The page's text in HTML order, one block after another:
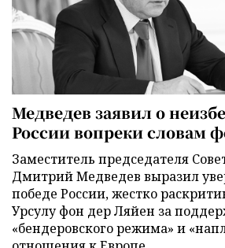
Медведев заявил о
России вопреки словам
Заместитель председателя
Дмитрий Медведев выразил
победе России, жестко
Урсулу фон дер Ляйен за
«бендеровского режима» и